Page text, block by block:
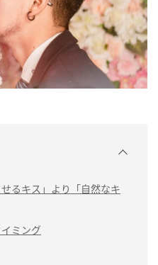
るキス」より「自然なキ
ミング